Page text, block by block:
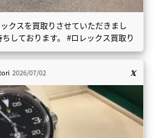
クスを買取りさせていただきまし
しております。 #ロレックス買取り
2026/07/02